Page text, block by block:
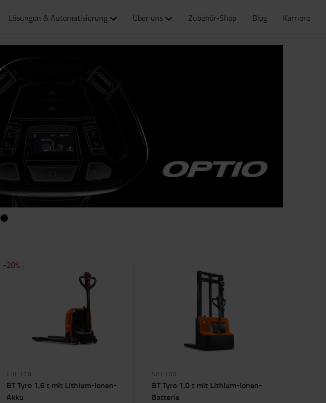
Lösungen & Automatisierung Über uns Zubehör-Shop Blog Karriere
-20%
LHE160
BT Tyro 1,6 t mit Lithium-Ionen-
Akku
SHE100
BT Tyro 1,0 t mit Lithium-Ionen-
Batterie